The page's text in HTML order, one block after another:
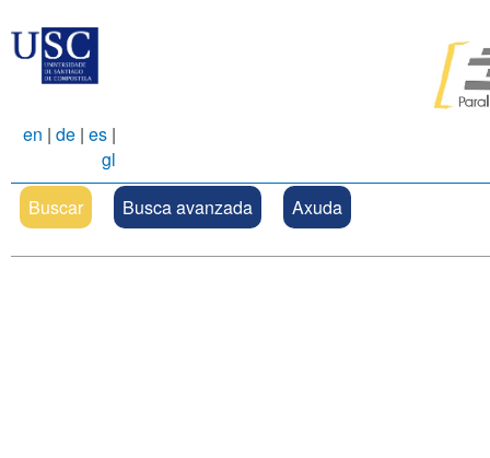
en | de | es |
gl
Buscar
Busca avanzada Axuda